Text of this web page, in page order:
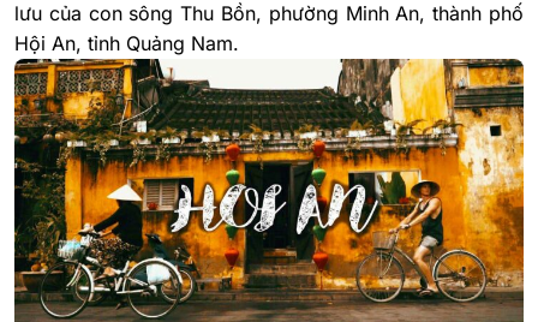
lưu của con sông Thu Bồn, phường Minh An, thành phố
Hội An, tỉnh Quảng Nam.